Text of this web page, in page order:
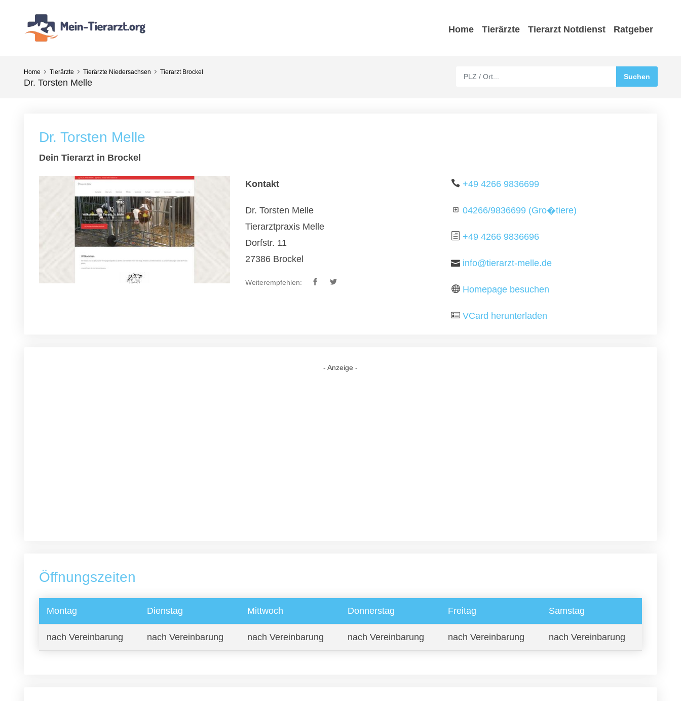
Home Tierärzte Tierarzt Notdienst Ratgeber
Home Tierärzte Tierärzte Niedersachsen Tierarzt Brockel
Dr. Torsten Melle
Dr. Torsten Melle
Dein Tierarzt in Brockel
Kontakt
Dr. Torsten Melle
Tierarztpraxis Melle
Dorfstr. 11
27386 Brockel
Weiterempfehlen:
+49 4266 9836699
04266/9836699 (Gro�tiere)
+49 4266 9836696
info@tierarzt-melle.de
Homepage besuchen
VCard herunterladen
- Anzeige -
Öffnungszeiten
Montag Dienstag Mittwoch Donnerstag Freitag Samstag
nach Vereinbarung nach Vereinbarung nach Vereinbarung nach Vereinbarung nach Vereinbarung nach Vereinbarung